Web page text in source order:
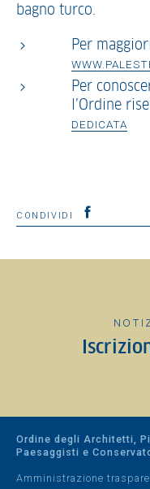
bagno turco.
Per
Per
l’Ordine
DEDICATA
CONDIVIDI
Ordine degli Architetti,
Paesaggisti e
Amministrazione